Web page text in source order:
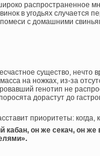
распространенное
в угодьях случается
с домашними
существо, нечто
на ножках, из-за
генотип не
дорастут до
приоритеты: когда,
кабан, он же секач, он